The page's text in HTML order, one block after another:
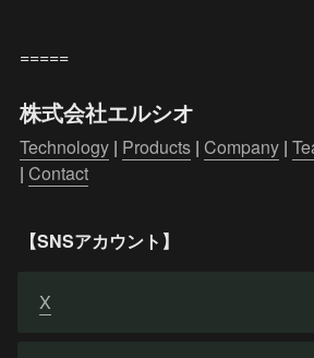
=====
株式会社エルシオ
Technology | Products | Company |
| Contact
【SNSアカウント】
X